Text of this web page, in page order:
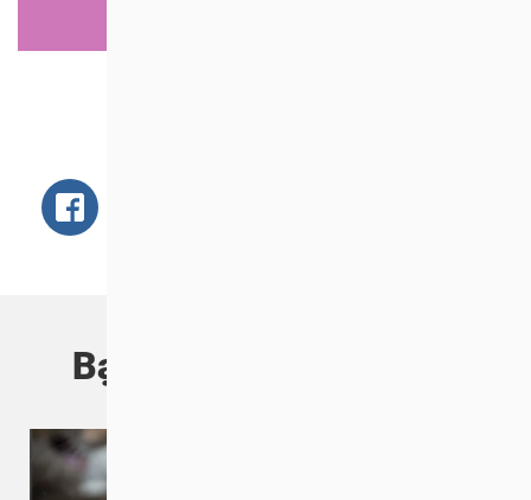
Bạn có thể quan tâm...